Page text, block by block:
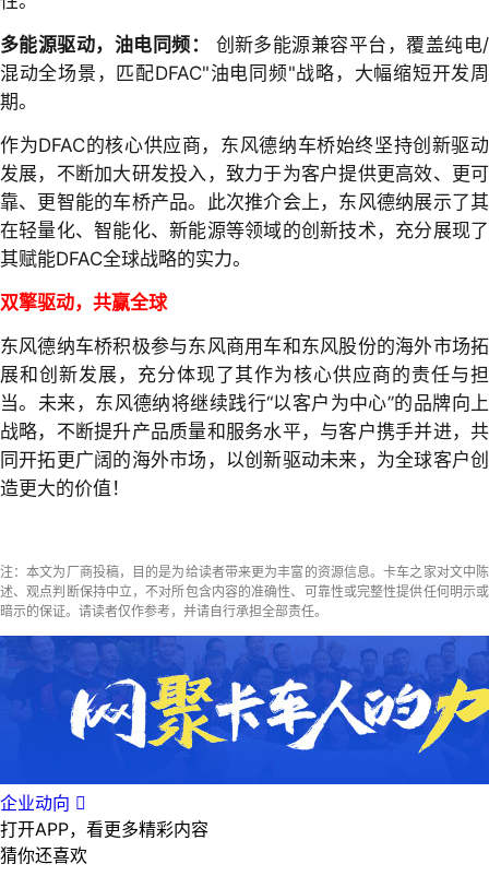
多能源驱动，油电同频：
创新多能源兼容平台，覆盖纯电/
混动全场景，匹配DFAC"油电同频"战略，大幅缩短开发周
期。
作为DFAC的核心供应商，东风德纳车桥始终坚持创新驱动
发展，不断加大研发投入，致力于为客户提供更高效、更可
靠、更智能的车桥产品。此次推介会上，东风德纳展示了其
在轻量化、智能化、新能源等领域的创新技术，充分展现了
其赋能DFAC全球战略的实力。
双擎驱动，共赢全球
东风德纳车桥积极参与东风商用车和东风股份的海外市场拓
展和创新发展，充分体现了其作为核心供应商的责任与担
当。未来，东风德纳将继续践行“以客户为中心”的品牌向上
战略，不断提升产品质量和服务水平，与客户携手并进，共
同开拓更广阔的海外市场，以创新驱动未来，为全球客户创
造更大的价值！
注：本文为厂商投稿，目的是为给读者带来更为丰富的资源信息。卡车之家对文中陈
述、观点判断保持中立，不对所包含内容的准确性、可靠性或完整性提供任何明示或
暗示的保证。请读者仅作参考，并请自行承担全部责任。
企业动向 
打开APP，看更多精彩内容
猜你还喜欢